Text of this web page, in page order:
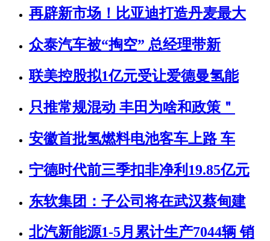
再辟新市场！比亚迪打造丹麦最大
众泰汽车被“掏空” 总经理带新
联美控股拟1亿元受让爱德曼氢能
只推常规混动 丰田为啥和政策＂
安徽首批氢燃料电池客车上路 车
宁德时代前三季扣非净利19.85亿元
东软集团：子公司将在武汉蔡甸建
北汽新能源1-5月累计生产7044辆 销